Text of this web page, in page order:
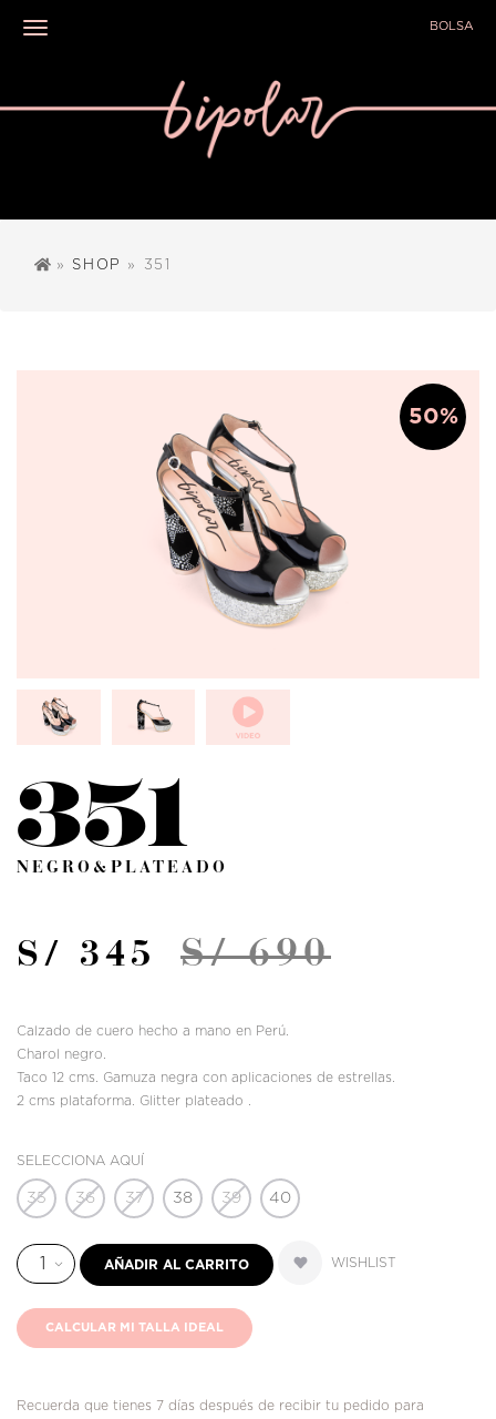
Toggle navigation BOLSA
» SHOP » 351
50%
351
NEGRO&PLATEADO
S/ 345 S/ 690
Calzado de cuero hecho a mano en Perú.
Charol negro.
Taco 12 cms. Gamuza negra con aplicaciones de estrellas.
2 cms plataforma. Glitter plateado .
SELECCIONA AQUÍ
35 36 37 38 39 40
AÑADIR AL CARRITO WISHLIST
CALCULAR MI TALLA IDEAL
Recuerda que tienes 7 días después de recibir tu pedido para